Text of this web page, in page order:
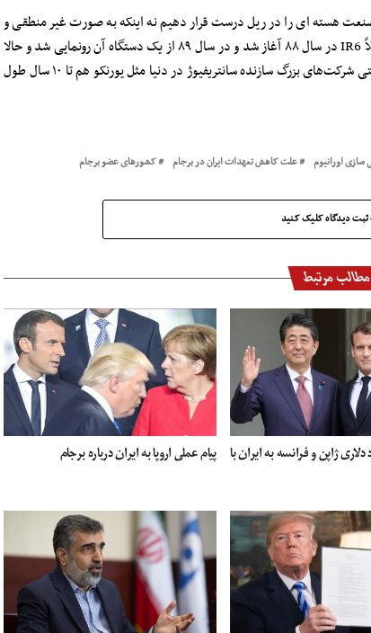
هسته ای را در ریل درست قرار دهیم نه اینکه به صورت غیر منطقی و
بدون توجیه درست فقط به تولید انبوه سانتریفیوژ بپردازیم مثلاً IR6 در سال ۸۸ آغاز شد و در سال ۸۹ از یک دستگاه آن رونمایی شد و حالا
بعد از ۹ سال هنوز در حال تست است. البته طبیعی است و حتی شرکت‌های بزرگ سازنده سانتریفیوژ در دنیا مثل یورنکو هم تا ۱۰ سال طول
اورانیوم علت کاهش تعهدات ایران در برجام کشورهای عضو برجام
دیدگاه کلیک کنید
مطالب مرتبط
میلیارد دلاری ژاپن و فرانسه به ایران با
پیام عملی اروپا به ایران درباره برجام